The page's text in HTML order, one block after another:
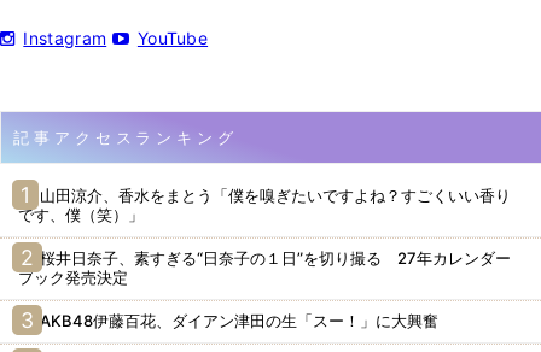
Instagram YouTube
記事アクセスランキング
山田涼介、香水をまとう「僕を嗅ぎたいですよね？すごくいい香り
です、僕（笑）」
桜井日奈子、素すぎる“日奈子の１日”を切り撮る 27年カレンダー
ブック発売決定
AKB48伊藤百花、ダイアン津田の生「スー！」に大興奮